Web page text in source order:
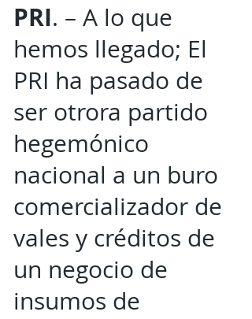
PRI. – A lo que
hemos llegado; El
PRI ha pasado de
ser otrora partido
hegemónico
nacional a un buro
comercializador de
vales y créditos de
un negocio de
insumos de